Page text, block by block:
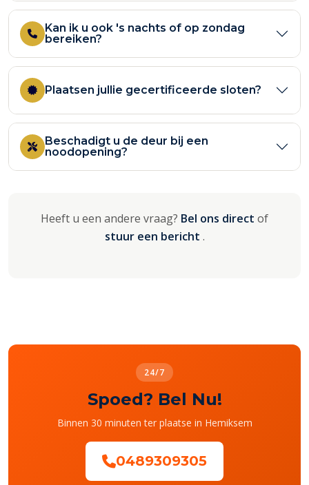
Kan ik u ook 's nachts of op zondag
bereiken?
Plaatsen jullie gecertificeerde sloten?
Beschadigt u de deur bij een
noodopening?
Heeft u een andere vraag? Bel ons direct of
stuur een bericht .
24/7
Spoed? Bel Nu!
Binnen 30 minuten ter plaatse in Hemiksem
0489309305